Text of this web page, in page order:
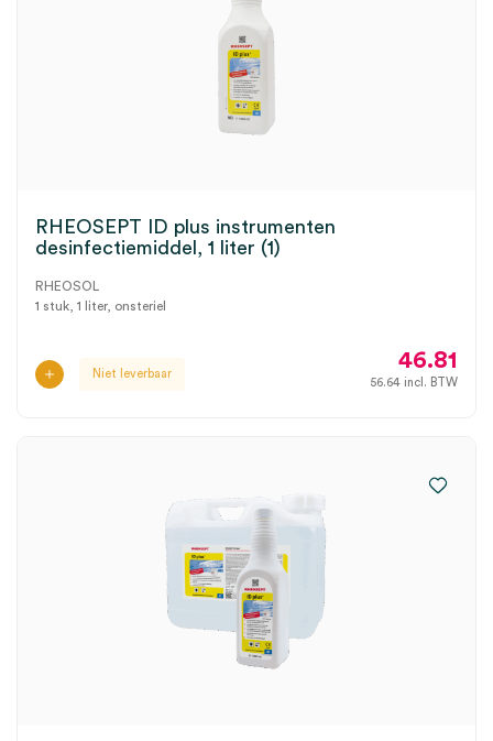
RHEOSEPT ID plus instrumenten
desinfectiemiddel, 1 liter (1)
RHEOSOL
1 stuk, 1 liter, onsteriel
Niet leverbaar
46.81
56.64 incl. BTW